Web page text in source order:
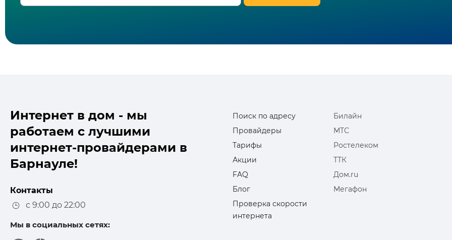
Интернет в дом - мы
работаем с лучшими
интернет-провайдерами в
Барнауле!
Контакты
с 9:00 до 22:00
Мы в социальных сетях:
Поиск по адресу
Провайдеры
Тарифы
Акции
FAQ
Блог
Проверка скорости
интернета
Билайн
МТС
Ростелеком
ТТК
Дом.ru
Мегафон